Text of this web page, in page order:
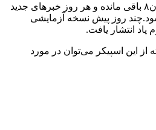
کمتر از دو ماه به انتشار آیفون۸ باقی مانده و هر روز خبرهای جدید
روز پیش نسخه آزمایشی
پاد انتشار یافت.
از این اسپیکر می‌توان در مورد